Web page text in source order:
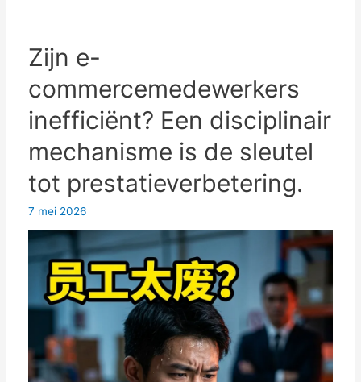
e-
groeien
en
sterker
worden?
De
sleutel
in
hoge
winstmarges
nauwkeurige
marketing.
Zijn e-
commercemedewerkers
inefficiënt? Een disciplinair
mechanisme is de sleutel
tot prestatieverbetering.
7 mei 2026